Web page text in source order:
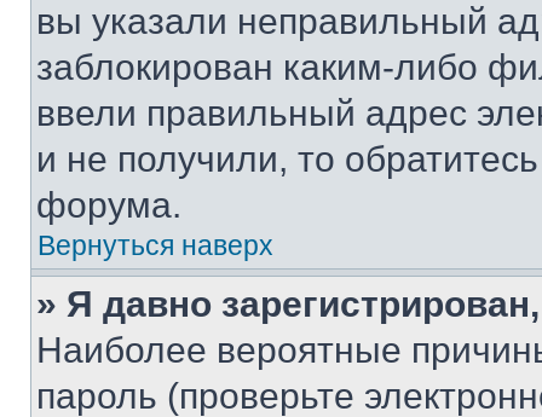
вы указали неправильный
заблокирован каким-либо
ввели правильный адрес
и не получили, то
форума.
Вернуться наверх
» Я давно
Наиболее вероятные
пароль (проверьте